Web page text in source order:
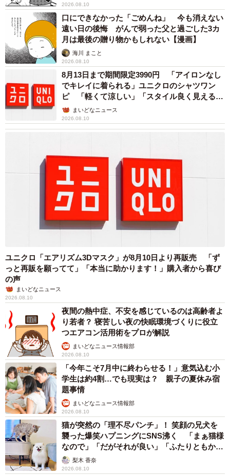
2026.08.10
口にできなかった「ごめんね」 今も消えない
遠い日の後悔 がんで弱った父と過ごした3カ
月は最後の贈り物かもしれない【漫画】
海川 まこと
2026.08.10
8月13日まで期間限定3990円 「アイロンなし
でキレイに着られる」ユニクロのシャツワン
ピ 「軽くて涼しい」「スタイル良く見える」
の声まいどなニュース
2026.08.10
ユニクロ「エアリズム3Dマスク」が8月10日より再販売 「ず
っと再販を願ってて」「本当に助かります！」購入者から喜び
の声
まいどなニュース
2026.08.10
夜間の熱中症、不安を感じているのは高齢者よ
り若者？ 寝苦しい夜の快眠環境づくりに役立
つエアコン活用術をプロが解説
まいどなニュース情報部
2026.08.10
「今年こそ7月中に終わらせる！」意気込む小
学生は約4割…でも現実は？ 親子の夏休み宿
題事情
まいどなニュース情報部
2026.08.10
猫が突然の「理不尽パンチ」！ 笑顔の兄犬を
襲った爆笑ハプニングにSNS沸く 「まぁ猫様
なので」「だがそれが良い」「ふたりともかわ
いいね」
梨木 香奈
2026.08.10